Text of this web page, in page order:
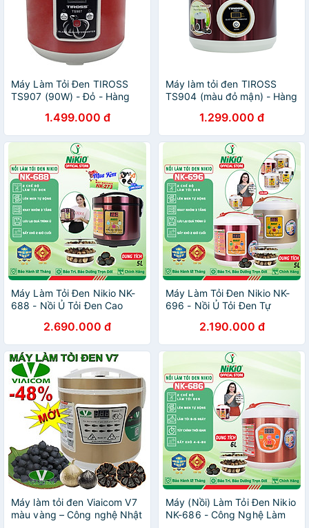
Máy Làm Tỏi Đen TIROSS
TS907 (90W) - Đỏ - Hàng
1.499.000 đ
Máy làm tỏi đen TIROSS
TS904 (màu đỏ mận) - Hàng
1.299.000 đ
Máy Làm Tỏi Đen Nikio NK-
688 - Nồi Ủ Tỏi Đen Cao
Làm Tỏi Và Sấy Khô Tự
Động, Tỉ Lệ Thành Công
99%, Tỏi Thơm Ngon Chuẩn
Vị - Dung Tích 5 Lít, Làm
Được 1.5 Kg Tỏi - Hàng
Chính Hãng
2.690.000 đ
Máy Làm Tỏi Đen Nikio NK-
696 - Nồi Ủ Tỏi Đen Tự
Tỉ Lệ Thành Công 99%, Tỏi
Thơm Ngon Chuẩn Vị, Dung
Tích 6 Lít, Khay Chứa 3
Tầng, Làm 2kg Tỏi - Hàng
Chính Hãng
2.190.000 đ
Máy làm tỏi đen Viaicom V7
màu vàng – Công nghệ Nhật
Máy (Nồi) Làm Tỏi Đen Nikio
NK-686 - Công Nghệ Làm